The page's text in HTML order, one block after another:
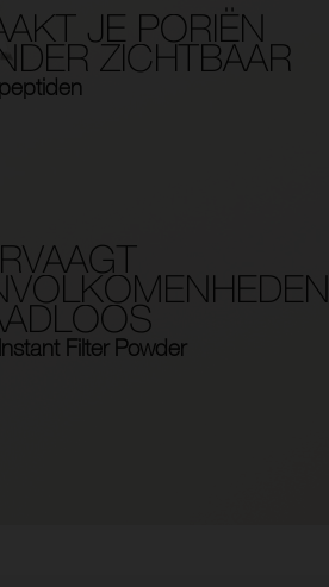
JE PORIËN
ZICHTBAAR
Filter Powder